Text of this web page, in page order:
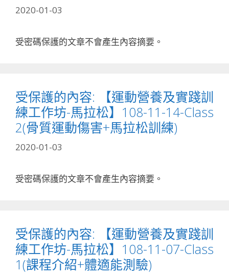
2020-01-03
受密碼保護的文章不會產生內容摘要。
受保護的內容: 【運動營養及實踐訓
練工作坊-馬拉松】108-11-14-Class
2(骨質運動傷害+馬拉松訓練)
2020-01-03
受密碼保護的文章不會產生內容摘要。
受保護的內容: 【運動營養及實踐訓
練工作坊-馬拉松】108-11-07-Class
1(課程介紹+體適能測驗)